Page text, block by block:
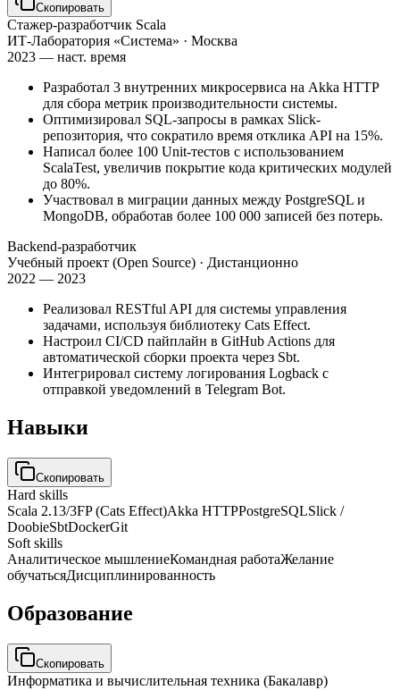
Скопировать
Стажер-разработчик Scala
ИТ-Лаборатория «Система» · Москва
2023 — наст. время
Разработал 3 внутренних микросервиса на Akka HTTP
для сбора метрик производительности системы.
Оптимизировал SQL-запросы в рамках Slick-
репозитория, что сократило время отклика API на 15%.
Написал более 100 Unit-тестов с использованием
ScalaTest, увеличив покрытие кода критических модулей
до 80%.
Участвовал в миграции данных между PostgreSQL и
MongoDB, обработав более 100 000 записей без потерь.
Backend-разработчик
Учебный проект (Open Source) · Дистанционно
2022 — 2023
Реализовал RESTful API для системы управления
задачами, используя библиотеку Cats Effect.
Настроил CI/CD пайплайн в GitHub Actions для
автоматической сборки проекта через Sbt.
Интегрировал систему логирования Logback с
отправкой уведомлений в Telegram Bot.
Навыки
Скопировать
Hard skills
Scala 2.13/3FP (Cats Effect)Akka HTTPPostgreSQLSlick /
DoobieSbtDockerGit
Soft skills
Аналитическое мышлениеКомандная работаЖелание
обучатьсяДисциплинированность
Образование
Скопировать
Информатика и вычислительная техника (Бакалавр)